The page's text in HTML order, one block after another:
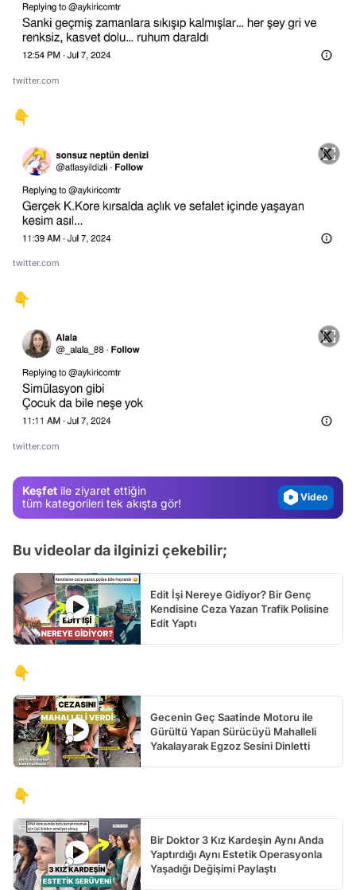
twitter.com
👇
twitter.com
👇
twitter.com
Keşfet ile ziyaret ettiğin
tüm kategorileri tek akışta gör!
Test
Video
Bu videolar da ilginizi çekebilir;
Edit İşi Nereye Gidiyor? Bir Genç
Kendisine Ceza Yazan Trafik Polisine
Edit Yaptı
👇
Gecenin Geç Saatinde Motoru ile
Gürültü Yapan Sürücüyü Mahalleli
Yakalayarak Egzoz Sesini Dinletti
👇
Bir Doktor 3 Kız Kardeşin Aynı Anda
Yaptırdığı Aynı Estetik Operasyonla
Yaşadığı Değişimi Paylaştı